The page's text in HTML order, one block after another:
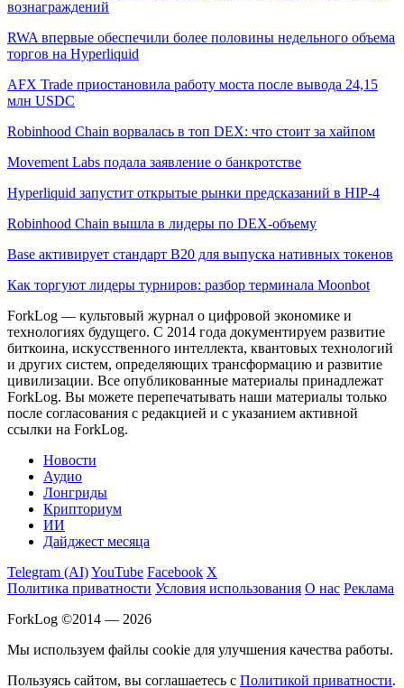
вознаграждений
RWA впервые обеспечили более половины недельного объема
торгов на Hyperliquid
AFX Trade приостановила работу моста после вывода 24,15
млн USDC
Robinhood Chain ворвалась в топ DEX: что стоит за хайпом
Movement Labs подала заявление о банкротстве
Hyperliquid запустит открытые рынки предсказаний в HIP-4
Robinhood Chain вышла в лидеры по DEX-объему
Base активирует стандарт B20 для выпуска нативных токенов
Как торгуют лидеры турниров: разбор терминала Moonbot
ForkLog — культовый журнал о цифровой экономике и
технологиях будущего. С 2014 года документируем развитие
биткоина, искусственного интеллекта, квантовых технологий
и других систем, определяющих трансформацию и развитие
цивилизации. Все опубликованные материалы принадлежат
ForkLog. Вы можете перепечатывать наши материалы только
после согласования с редакцией и с указанием активной
ссылки на ForkLog.
Новости
Аудио
Лонгриды
Крипториум
ИИ
Дайджест месяца
Telegram (AI)YouTube Facebook X
Политика приватности Условия использования О нас Реклама
ForkLog ©2014 — 2026
Мы используем файлы cookie для улучшения качества работы.
Пользуясь сайтом, вы соглашаетесь с Политикой приватности.